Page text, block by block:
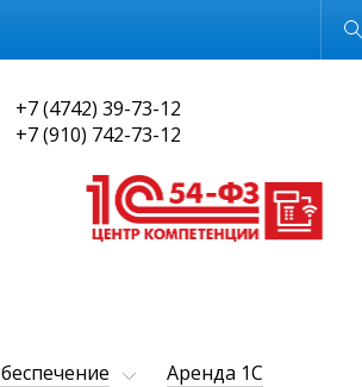
Обычная версия
+7 (4742) 39-73-12
+7 (910) 742-73-12
Аренда 1С